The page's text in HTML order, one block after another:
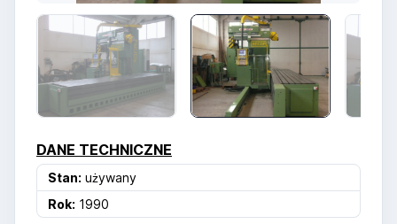
DANE TECHNICZNE
Stan: używany
Rok: 1990